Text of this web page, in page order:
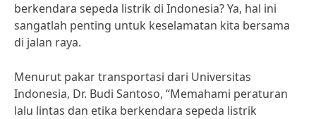
berkendara sepeda listrik di Indonesia? Ya, hal ini
sangatlah penting untuk keselamatan kita bersama
di jalan raya.
Menurut pakar transportasi dari Universitas
Indonesia, Dr. Budi Santoso, “Memahami peraturan
lalu lintas dan etika berkendara sepeda listrik